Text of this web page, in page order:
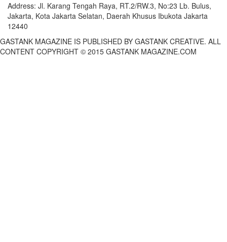
Address: Jl. Karang Tengah Raya, RT.2/RW.3, No:23 Lb. Bulus,
Jakarta, Kota Jakarta Selatan, Daerah Khusus Ibukota Jakarta
12440
GASTANK MAGAZINE IS PUBLISHED BY GASTANK CREATIVE. ALL
CONTENT COPYRIGHT © 2015 GASTANK MAGAZINE.COM